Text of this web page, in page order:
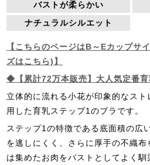
バストが柔らかい
ナチュラルシルエット
【こちらのページはB～Eカップサ
ズはこちら)】
◆【累計72万本販売】大人気定番育
立体的に流れる小花が印象的なス
用した育乳ステップ1のブラです。
ステップ1の特徴である底面積の広
を逃しにくく、さらに厚手の不織
は集めたお肉をバストとしてよく